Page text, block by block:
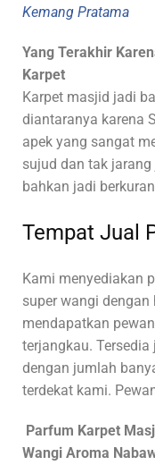
Kemang Pratama
Yang Terakhir
Karpet
Karpet masjid jadi
diantaranya karena
apek yang sangat
sujud dan tak
bahkan jadi
Tempat Jual
Kami menyediakan
super wangi
mendapatkan
terjangkau.
dengan jumlah
terdekat kami.
Parfum Karpet
Wangi Aroma